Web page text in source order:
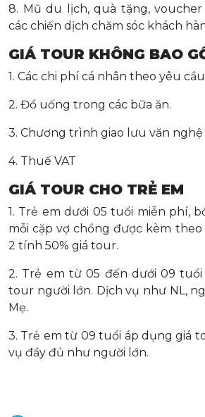
8. Mũ du lịch, quà tặng,
các chiến dịch chăm sóc khách
GIÁ TOUR KHÔNG BAO
1. Các chi phí cá nhân theo yêu
2. Đồ uống trong các bữa ăn.
3. Chương trình giao lưu văn nghệ
4. Thuế VAT
GIÁ TOUR CHO TRẺ EM
1. Trẻ em dưới 05 tuổi miễn phí,
mỗi cặp vợ chồng được kèm
2 tính 50% giá tour.
2. Trẻ em từ 05 đến dưới 09
tour người lớn. Dịch vụ như NL,
Mẹ.
3. Trẻ em từ 09 tuổi áp dụng giá
vụ đầy đủ như người lớn.